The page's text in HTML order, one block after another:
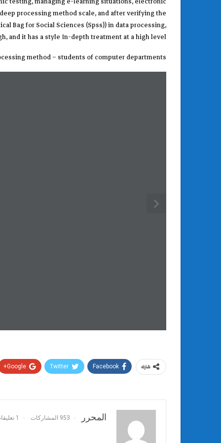
processing method scale, and after verifying the
Bag for Social Sciences (Spss)) in data processing,
and it has a style In-depth treatment at a high level.
method – students of computer departments
شارك Facebook
Twitter
Google+
المحرر 953 المشاركات 1 تعليقات